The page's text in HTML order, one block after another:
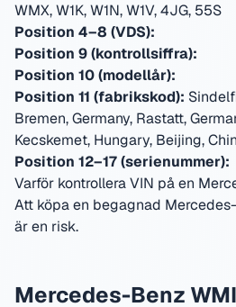
WMX, W1K, W1N, W1V, 4JG, 55S
Position 4–8 (VDS):
Position 9 (kontrollsiffra):
Position 10 (modellår):
Position 11 (fabrikskod):
Bremen, Germany, Rastatt,
Kecskemet, Hungary, Beijing,
Position 12–17 (serienummer):
Varför kontrollera VIN på en
Att köpa en begagnad
är en risk.
Mercedes-Benz